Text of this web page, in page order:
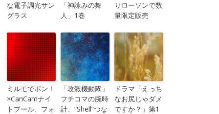
な電子調光サン
グラス
「神詠みの舞
人」1巻
りローソンで数
量限定販売
ミルモでポン！
×CanCamナイ
トプール、フォ
「攻殻機動隊」
フチコマの腕時
計、“Shell”つな
ドラマ「えっち
なお尻じゃダメ
ですか？」第1